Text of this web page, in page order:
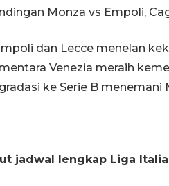
Monza vs Empoli,
dan Lecce menelan
Venezia meraih
ke Serie B menemani
jadwal lengkap Liga